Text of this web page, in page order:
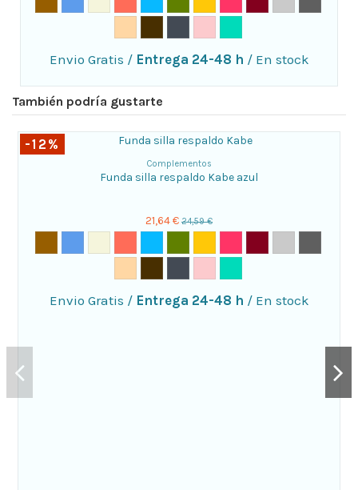
Envio Gratis / Entrega 24-48 h / En stock
También podría gustarte
-12%
Complementos
Funda silla respaldo Kabe azul
21,64 € 24,59 €
Envio Gratis / Entrega 24-48 h / En stock